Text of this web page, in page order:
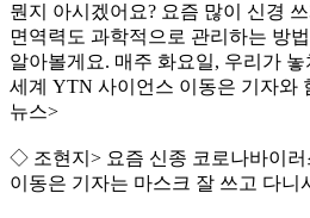
뭔지 아시겠어요? 요즘 많이 신경
면역력도 과학적으로 관리하는 방
알아볼게요. 매주 화요일, 우리가
세계 YTN 사이언스 이동은 기자와
뉴스>
◇ 조현지> 요즘 신종 코로나바이
이동은 기자는 마스크 잘 쓰고 다니